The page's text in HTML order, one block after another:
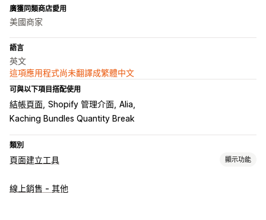
廣獲同類商店愛用
美國商家
語言
英文
這項應用程式尚未翻譯成繁體中文
可與以下項目搭配使用
結帳頁面 Shopify 管理介面 Alia
Kaching Bundles Quantity Break
類別
頁面建立工具 顯示功能
頁面類型
線上銷售 - 其他